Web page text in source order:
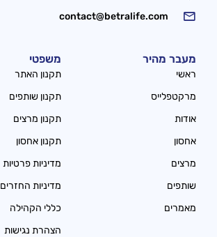
contact@betralife.com
מעבר מהיר
ראשי
מרקטפלייס
אודות
אחסון
מרצים
שותפים
מאמרים
משפטי
תקנון האתר
תקנון שותפים
תקנון מרצים
תקנון אחסון
מדיניות פרטיות
מדיניות החזרים
כללי הקהילה
הצהרת נגישות